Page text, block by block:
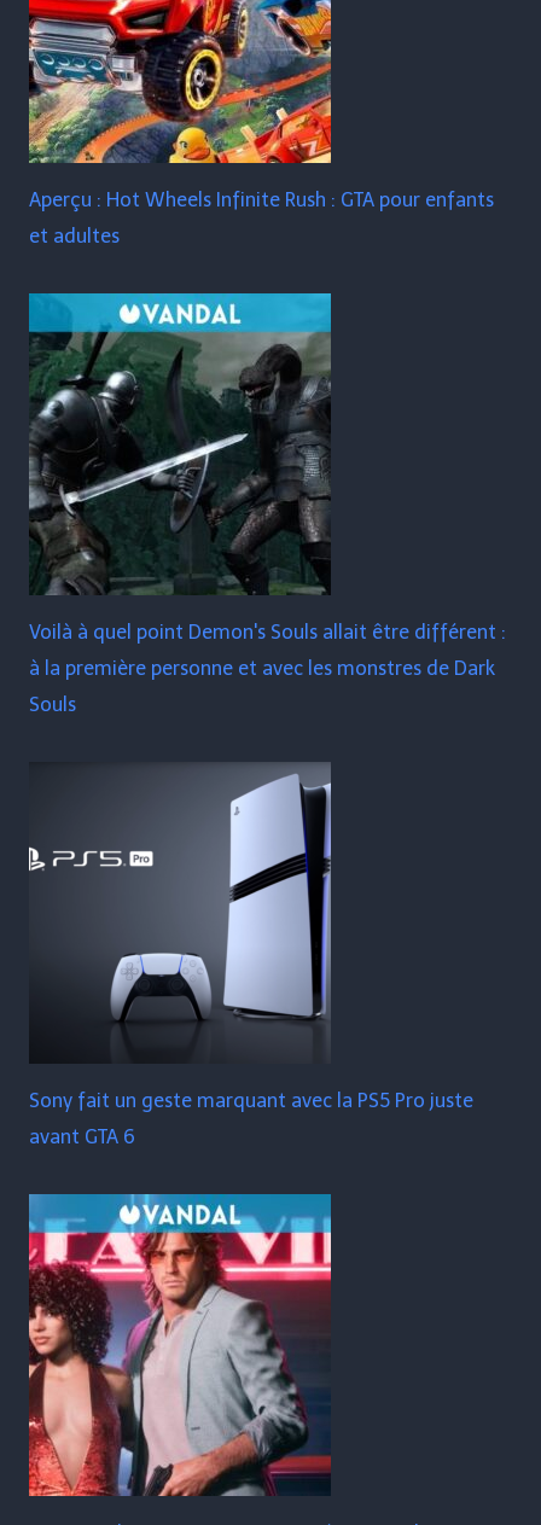
Aperçu : Hot Wheels Infinite Rush : GTA pour enfants
et adultes
Voilà à quel point Demon's Souls allait être différent :
à la première personne et avec les monstres de Dark
Souls
Sony fait un geste marquant avec la PS5 Pro juste
avant GTA 6